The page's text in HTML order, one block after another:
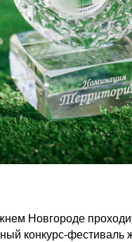
Новгороде
конкурс-фестиваль